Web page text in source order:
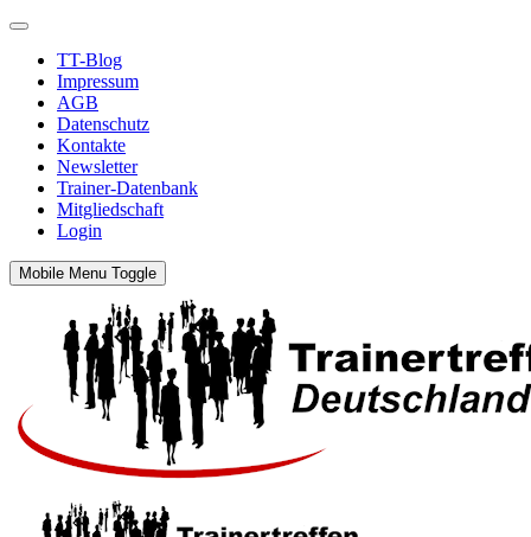
TT-Blog
Impressum
AGB
Datenschutz
Kontakte
Newsletter
Trainer-Datenbank
Mitgliedschaft
Login
Mobile Menu Toggle